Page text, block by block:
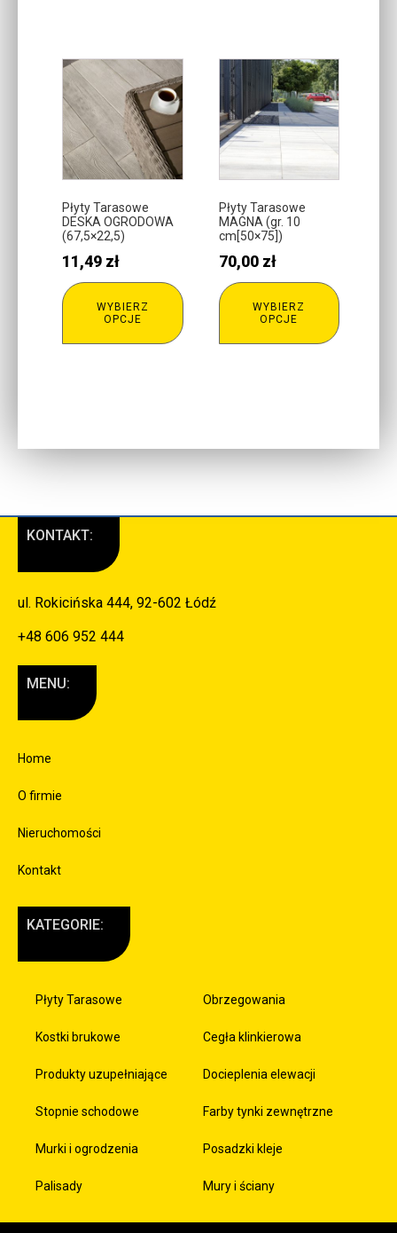
Płyty Tarasowe
DESKA OGRODOWA
(67,5×22,5)
11,49 zł
WYBIERZ
OPCJE
Ten
produkt
ma
wiele
wariantów.
Opcje
można
wybrać
na
stronie
produktu
Płyty Tarasowe
MAGNA (gr. 10
cm[50×75])
70,00 zł
WYBIERZ
OPCJE
Ten
ma
wiele
wariantów.
Opcje
można
wybrać
stronie
produktu
KONTAKT:
ul. Rokicińska 444, 92-602 Łódź
+48 606 952 444
MENU:
Home
O firmie
Nieruchomości
Kontakt
KATEGORIE:
Płyty Tarasowe
Kostki brukowe
Produkty uzupełniające
Stopnie schodowe
Murki i ogrodzenia
Palisady
Obrzegowania
Cegła klinkierowa
Docieplenia elewacji
Farby tynki zewnętrzne
Posadzki kleje
Mury i ściany